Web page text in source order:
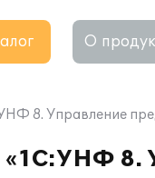
О
8. Управление